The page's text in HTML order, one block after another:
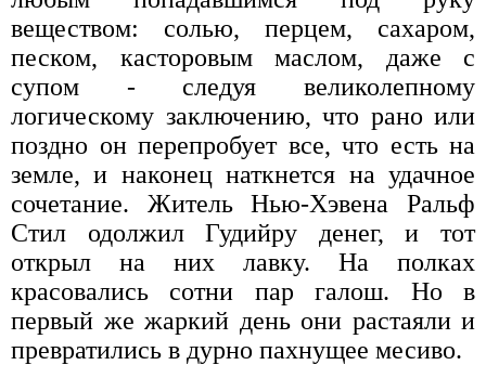
веществом: солью, перцем, сахаром,
песком, касторовым маслом, даже с
супом - следуя великолепному
логическому заключению, что рано или
поздно он перепробует все, что есть на
земле, и наконец наткнется на удачное
сочетание. Житель Нью-Хэвена Ральф
Стил одолжил Гудийру денег, и тот
открыл на них лавку. На полках
красовались сотни пар галош. Но в
первый же жаркий день они растаяли и
превратились в дурно пахнущее месиво.